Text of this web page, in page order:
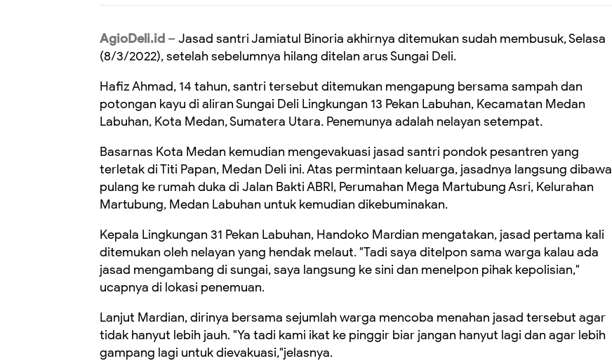
AgioDeli.id – Jasad santri Jamiatul Binoria akhirnya ditemukan sudah membusuk, Selasa
(8/3/2022), setelah sebelumnya hilang ditelan arus Sungai Deli.
Hafiz Ahmad, 14 tahun, santri tersebut ditemukan mengapung bersama sampah dan
potongan kayu di aliran Sungai Deli Lingkungan 13 Pekan Labuhan, Kecamatan Medan
Labuhan, Kota Medan, Sumatera Utara. Penemunya adalah nelayan setempat.
Basarnas Kota Medan kemudian mengevakuasi jasad santri pondok pesantren yang
terletakdi Titi Papan, Medan Deli ini. Atas permintaan keluarga, jasadnya langsung dibawa
pulang ke rumah duka di Jalan Bakti ABRI, Perumahan Mega Martubung Asri, Kelurahan
Martubung, Medan Labuhan untuk kemudian dikebuminakan.
Kepala Lingkungan 31 Pekan Labuhan, Handoko Mardian mengatakan, jasad pertama kali
ditemukan oleh nelayan yang hendak melaut. "Tadi saya ditelpon sama warga kalau ada
jasad mengambang di sungai, saya langsung kesini dan menelpon pihak kepolisian,"
ucapnya di lokasi penemuan.
Lanjut Mardian, dirinya bersama sejumlah warga mencoba menahan jasad tersebut agar
tidak hanyut lebih jauh. "Ya tadi kami ikat ke pinggir biar jangan hanyut lagi dan agar lebih
gampang lagi untuk dievakuasi,"jelasnya.